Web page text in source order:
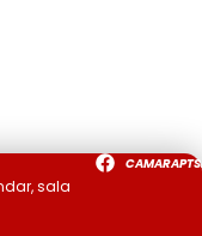
sala